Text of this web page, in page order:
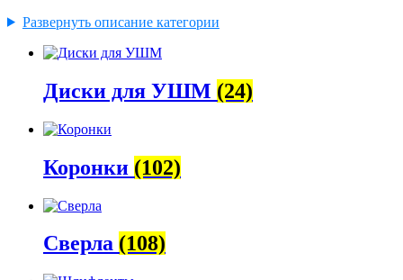
Развернуть описание категории
Диски для УШМ (24)
Коронки (102)
Сверла (108)